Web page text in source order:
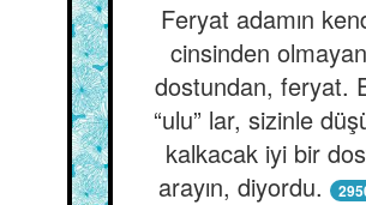
Feryat adamın
cinsinden olmayan
dostundan, feryat.
“ulu” lar, sizinle
kalkacak iyi bir
arayın, diyordu.